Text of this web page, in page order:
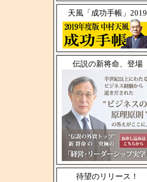
天風「成功手帳」2019
伝説の新将命、登場
待望のリリース！